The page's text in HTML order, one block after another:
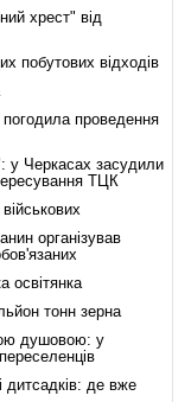
хрест" від
побутових відходів
проведення
у Черкасах засудили
ТЦК
організував
освітянка
тонн зерна
душовою: у
дитсадків: де вже